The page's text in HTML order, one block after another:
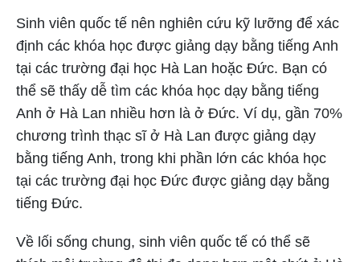
Sinh viên quốc tế nên nghiên cứu kỹ lưỡng để xác
định các khóa học được giảng dạy bằng tiếng Anh
tại các trường đại học Hà Lan hoặc Đức. Bạn có
thể sẽ thấy dễ tìm các khóa học dạy bằng tiếng
Anh ở Hà Lan nhiều hơn là ở Đức. Ví dụ, gần 70%
chương trình thạc sĩ ở Hà Lan được giảng dạy
bằng tiếng Anh, trong khi phần lớn các khóa học
tại các trường đại học Đức được giảng dạy bằng
tiếng Đức.
Về lối sống chung, sinh viên quốc tế có thể sẽ